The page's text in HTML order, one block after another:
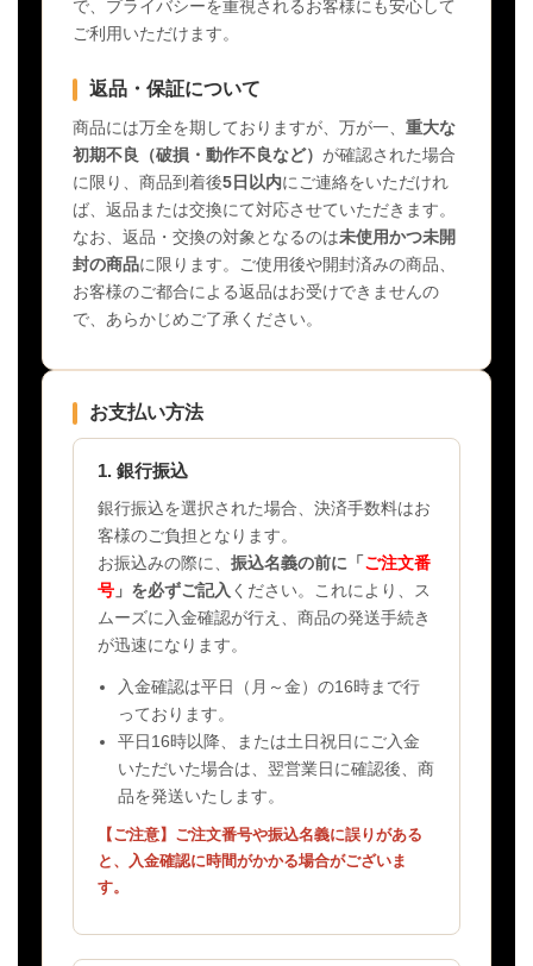
で、プライバシーを重視されるお客様にも安心して
ご利用いただけます。
返品・保証について
商品には万全を期しておりますが、万が一、 重大な
初期不良（破損・動作不良など） が確認された場合
に限り、商品到着後5日以内にご連絡をいただけれ
ば、返品または交換にて対応させていただきます。
なお、返品・交換の対象となるのは未使用かつ未開
封の商品に限ります。ご使用後や開封済みの商品、
お客様のご都合による返品はお受けできませんの
で、あらかじめご了承ください。
お支払い方法
1. 銀行振込
銀行振込を選択された場合、決済手数料はお
客様のご負担となります。
お振込みの際に、 振込名義の前に「 ご注文番
号 」を必ずご記入 ください。これにより、ス
ムーズに入金確認が行え、商品の発送手続き
が迅速になります。
入金確認は平日（月～金）の16時まで行
っております。
平日16時以降、または土日祝日にご入金
いただいた場合は、翌営業日に確認後、商
品を発送いたします。
【ご注意】ご注文番号や振込名義に誤りがある
と、入金確認に時間がかかる場合がございま
す。